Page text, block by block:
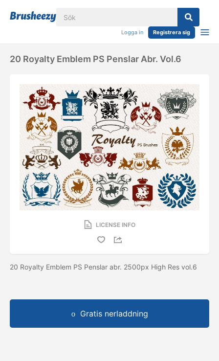
Logga in Registrera sig
20 Royalty Emblem PS Penslar Abr. Vol.6
LICENSE INFO
20 Royalty Emblem PS Penslar abr. 2500px High Res vol.6
Gratis nerladdning